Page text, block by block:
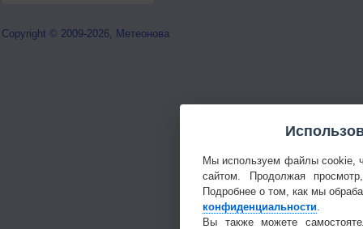
Copyright © 2009-2026, Метеонова
Мы используем файлы cookie,
сайтом. Продолжая
Подробнее о том, как мы
конфиденциальности
Вы также можете